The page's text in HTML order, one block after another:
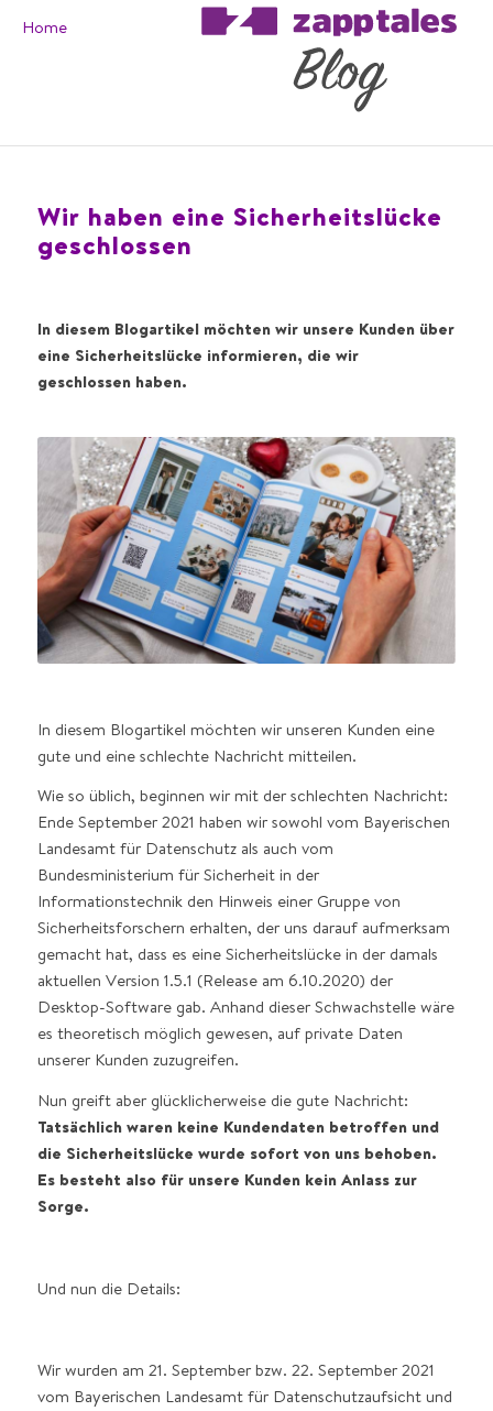
Home
Wir haben eine Sicherheitslücke
geschlossen
In diesem Blogartikel möchten wir unsere Kunden über
eine Sicherheitslücke informieren, die wir
geschlossen haben.
In diesem Blogartikel möchten wir unseren Kunden eine
gute und eine schlechte Nachricht mitteilen.
Wie so üblich, beginnen wir mit der schlechten Nachricht:
Ende September 2021 haben wir sowohl vom Bayerischen
Landesamt für Datenschutz als auch vom
Bundesministerium für Sicherheit in der
Informationstechnik den Hinweis einer Gruppe von
Sicherheitsforschern erhalten, der uns darauf aufmerksam
gemacht hat, dass es eine Sicherheitslücke in der damals
aktuellen Version 1.5.1 (Release am 6.10.2020) der
Desktop-Software gab. Anhand dieser Schwachstelle wäre
es theoretisch möglich gewesen, auf private Daten
unserer Kunden zuzugreifen.
Nun greift aber glücklicherweise die gute Nachricht:
Tatsächlich waren keine Kundendaten betroffen und
die Sicherheitslücke wurde sofort von uns behoben.
Es besteht also für unsere Kunden kein Anlass zur
Sorge.
Und nun die Details:
Wir wurden am 21. September bzw. 22. September 2021
vom Bayerischen Landesamt für Datenschutzaufsicht und